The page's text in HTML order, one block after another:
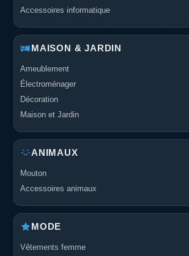
Accessoires informatique
MAISON & JARDIN
Ameublement
Électroménager
Décoration
Maison et Jardin
ANIMAUX
Mouton
Accessoires animaux
MODE
Vêtements femme